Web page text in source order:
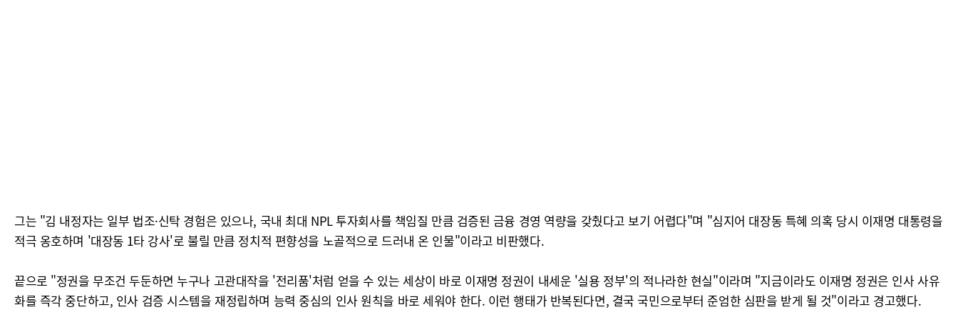
그는 "김 내정자는 일부 법조·신탁 경험은 있으나, 국내 최대 NPL 투자회사를 책임질 만큼 검증된 금융 경영 역량을 갖췄다고 보기 어렵다"며 "심지어 대장동 특혜 의혹 당시 이재명 대통령을
적극 옹호하며 '대장동 1타 강사'로 불릴 만큼 정치적 편향성을 노골적으로 드러내 온 인물"이라고 비판했다.
끝으로 "정권을 무조건 두둔하면 누구나 고관대작을 '전리품'처럼 얻을 수 있는 세상이 바로 이재명 정권이 내세운 '실용 정부'의 적나라한 현실"이라며 "지금이라도 이재명 정권은 인사 사유
화를 즉각 중단하고, 인사 검증 시스템을 재정립하며 능력 중심의 인사 원칙을 바로 세워야 한다. 이런 행태가 반복된다면, 결국 국민으로부터 준엄한 심판을 받게 될 것"이라고 경고했다.